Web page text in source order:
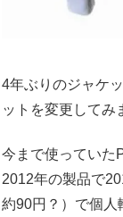
4年ぶりのジャケ
ットを変更してみ
今まで使っていた
2012年の製品で
約90円？）で個人